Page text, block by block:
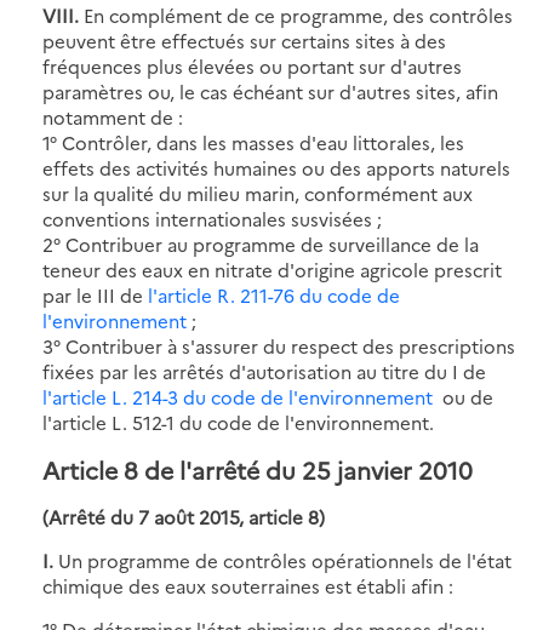
VIII. En complément de ce programme, des contrôles
peuvent être effectués sur certains sites à des
fréquences plus élevées ou portant sur d'autres
paramètres ou, le cas échéant sur d'autres sites, afin
notamment de :
1° Contrôler, dans les masses d'eau littorales, les
effets des activités humaines ou des apports naturels
sur la qualité du milieu marin, conformément aux
conventions internationales susvisées ;
2° Contribuer au programme de surveillance de la
teneur des eaux en nitrate d'origine agricole prescrit
par le III de l'article R. 211-76 du code de
l'environnement ;
3° Contribuer à s'assurer du respect des prescriptions
fixées par les arrêtés d'autorisation au titre du I de
l'article L. 214-3 du code de l'environnement ou de
l'article L. 512-1 du code de l'environnement.
Article 8 de l'arrêté du 25 janvier 2010
(Arrêté du 7 août 2015, article 8)
I. Un programme de contrôles opérationnels de l'état
chimique des eaux souterraines est établi afin :